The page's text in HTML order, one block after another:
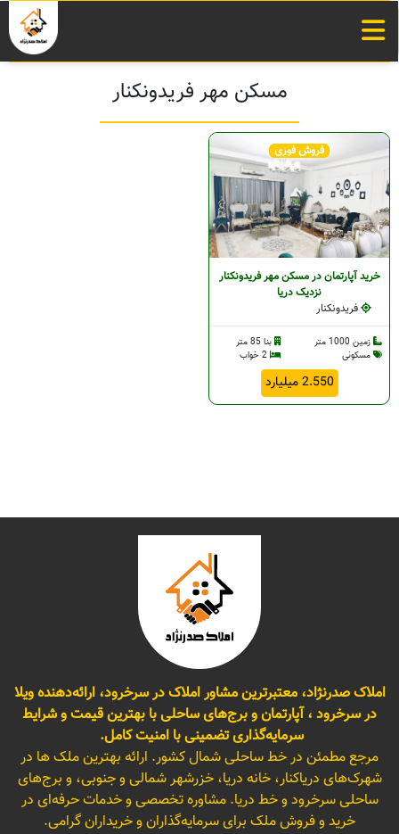
مسکن مهر فریدونکنار
فروش فوری
خرید آپارتمان در مسکن مهر فریدونکنار
نزدیک دریا
فریدونکنار
زمین 1000 متر
بنا 85 متر
مسکونی
2.550 میلیارد
املاک صدرنژاد، معتبرترین مشاور املاک در سرخرود، ارائه‌دهنده ویلا
در سرخرود ، آپارتمان و برج‌های ساحلی با بهترین قیمت و شرایط
سرمایه‌گذاری تضمینی با امنیت کامل.
مرجع مطمئن در خط ساحلی شمال کشور. ارائه بهترین ملک ها در
شهرک‌های دریاکنار، خانه دریا، خزرشهر شمالی و جنوبی، و برج‌های
ساحلی سرخرود و خط دریا. مشاوره تخصصی و خدمات حرفه‌ای در
خرید و فروش ملک برای سرمایه‌گذاران و خریداران گرامی.